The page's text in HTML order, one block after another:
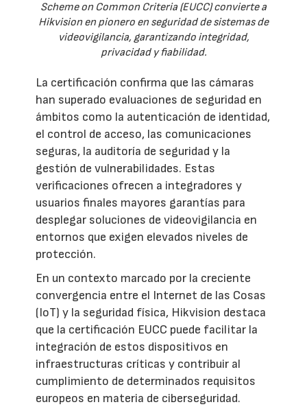
Scheme on Common Criteria (EUCC) convierte a
Hikvision en pionero en seguridad de sistemas de
videovigilancia, garantizando integridad,
privacidad y fiabilidad.
La certificación confirma que las cámaras
han superado evaluaciones de seguridad en
ámbitos como la autenticación de identidad,
el control de acceso, las comunicaciones
seguras, la auditoría de seguridad y la
gestión de vulnerabilidades. Estas
verificaciones ofrecen a integradores y
usuarios finales mayores garantías para
desplegar soluciones de videovigilancia en
entornos que exigen elevados niveles de
protección.
En un contexto marcado por la creciente
convergencia entre el Internet de las Cosas
(IoT) y la seguridad física, Hikvision destaca
que la certificación EUCC puede facilitar la
integración de estos dispositivos en
infraestructuras críticas y contribuir al
cumplimiento de determinados requisitos
europeos en materia de ciberseguridad.